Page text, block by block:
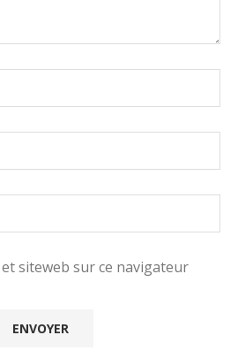
siteweb sur ce navigateur